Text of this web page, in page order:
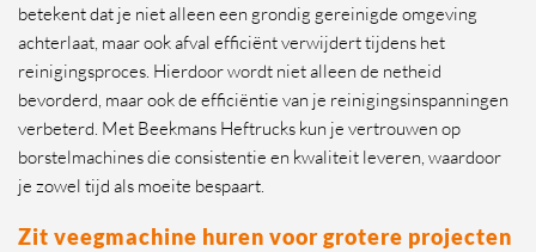
betekent dat je niet alleen een grondig gereinigde omgeving
achterlaat, maar ook afval efficiënt verwijdert tijdens het
reinigingsproces. Hierdoor wordt niet alleen de netheid
bevorderd, maar ook de efficiëntie van je reinigingsinspanningen
verbeterd. Met Beekmans Heftrucks kun je vertrouwen op
borstelmachines die consistentie en kwaliteit leveren, waardoor
je zowel tijd als moeite bespaart.
Zit veegmachine huren voor grotere projecten